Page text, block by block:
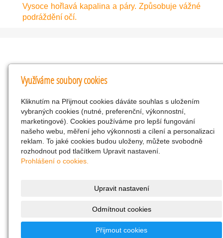
Vysoce hořlavá kapalina a páry. Způsobuje vážné
podráždění očí.
Kontakty
KNK obchodní společnost s r.o.
Komenského 127, Žacléř, 542 01 Číslo účtu:
286293602/0300
25298518
CZ25298518
info@drogerienacestach.cz
286293602/0300
Využíváme soubory cookies
Kliknutím na Přijmout cookies dáváte souhlas s uložením
vybraných cookies (nutné, preferenční, výkonnostní,
marketingové). Cookies používáme pro lepší fungování
našeho webu, měření jeho výkonnosti a cílení a personalizaci
reklam. To jaké cookies budou uloženy, můžete svobodně
rozhodnout pod tlačítkem Upravit nastavení.
Prohlášení o cookies.
Upravit nastavení
Odmítnout cookies
Přijmout cookies